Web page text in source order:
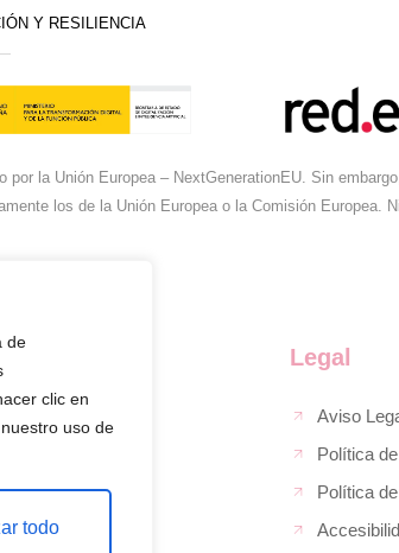
de
clic en
uso de
todo
Y RESILIENCIA
por la Unión Europea – NextGenerationEU. Sin
los de la Unión Europea o la Comisión Europea.
Legal
Aviso
Política
Política